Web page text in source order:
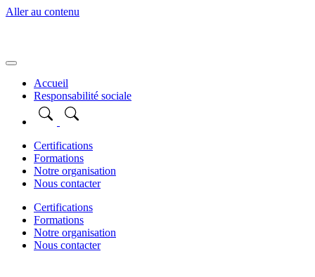
Aller au contenu
Accueil
Responsabilité sociale
Certifications
Formations
Notre organisation
Nous contacter
Certifications
Formations
Notre organisation
Nous contacter